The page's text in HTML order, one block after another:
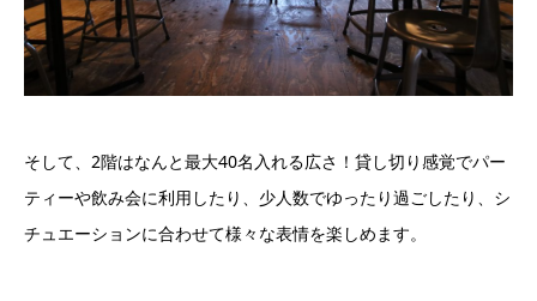
そして、2階はなんと最大40名入れる広さ！貸し切り感覚でパー
ティーや飲み会に利用したり、少人数でゆったり過ごしたり、シ
チュエーションに合わせて様々な表情を楽しめます。